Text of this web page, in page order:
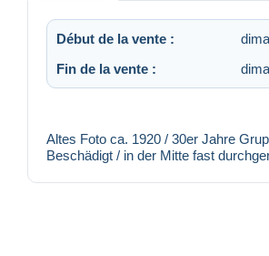
Début de la vente :
Fin de la vente :
Altes Foto ca. 1920 / 30er Jahre
Beschädigt / in der Mitte fast